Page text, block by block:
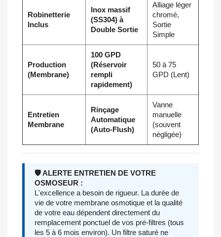
Robinetterie
Inclus
Inox massif
(SS304) à
Double Sortie
Alliage léger
chromé,
Sortie
Simple
Production
(Membrane)
100 GPD
(Réservoir
rempli
rapidement)
50 à 75
GPD (Lent)
Entretien
Membrane
Rinçage
Automatique
(Auto-Flush)
Vanne
manuelle
(souvent
négligée)
🛡️ ALERTE ENTRETIEN DE VOTRE
OSMOSEUR :
L'excellence a besoin de rigueur. La durée de
vie de votre membrane osmotique et la qualité
de votre eau dépendent directement du
remplacement ponctuel de vos pré-filtres (tous
les 5 à 6 mois environ). Un filtre saturé ne